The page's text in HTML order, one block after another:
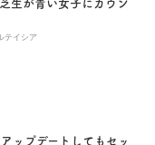
生が青い女子にカウン
テイシア
ップデートしてもセッ